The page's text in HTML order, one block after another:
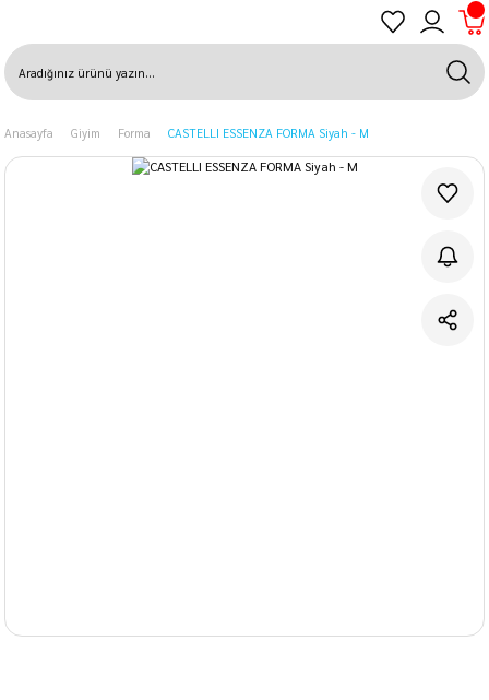
Anasayfa Giyim Forma CASTELLI ESSENZA FORMA Siyah - M